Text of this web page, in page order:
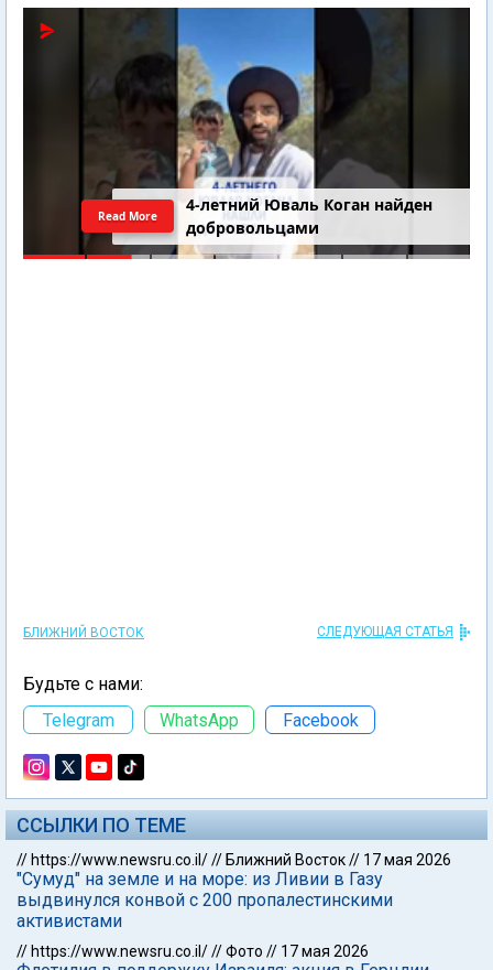
4-летний Юваль Коган найден
добровольцами
Read More
БЛИЖНИЙ ВОСТОК СЛЕДУЮЩАЯ СТАТЬЯ
Будьте с нами:
Telegram
WhatsApp Facebook
ССЫЛКИ ПО ТЕМЕ
// https://www.newsru.co.il/// Ближний Восток// 17 мая 2026
"Сумуд" на земле и на море: из Ливии в Газу
выдвинулся конвой с 200 пропалестинскими
активистами
// https://www.newsru.co.il///Фото // 17 мая 2026